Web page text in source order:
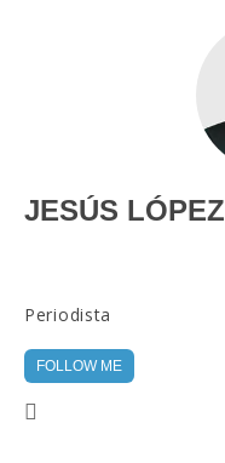
JESÚS LÓPEZ
Periodista
FOLLOW ME